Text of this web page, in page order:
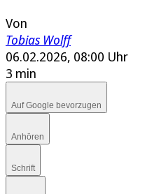
Von
Tobias Wolff
06.02.2026, 08:00 Uhr
3 min
Auf Google bevorzugen
Anhören
Schrift